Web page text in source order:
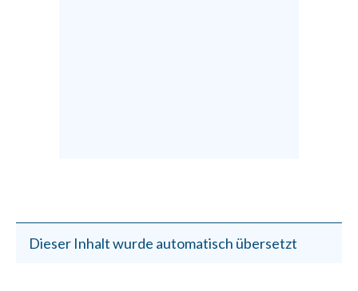
Dieser Inhalt wurde automatisch übersetzt